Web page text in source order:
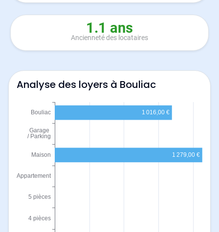
1.1 ans
Ancienneté des locataires
Analyse des loyers à Bouliac